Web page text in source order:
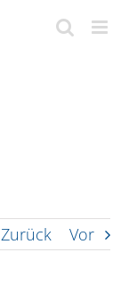
Zurück Vor